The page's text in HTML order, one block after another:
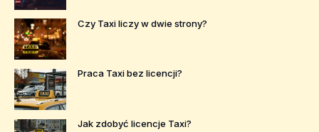
Czy Taxi liczy w dwie strony?
Praca Taxi bez licencji?
Jak zdobyć licencje Taxi?